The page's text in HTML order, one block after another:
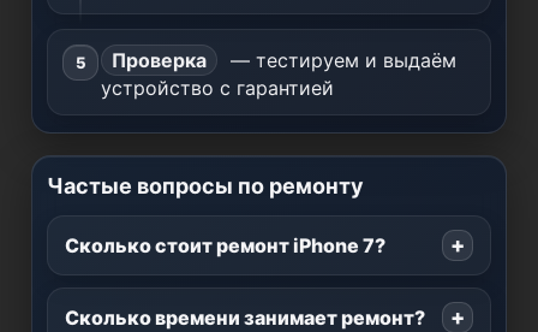
Проверка
— тестируем и выдаём
устройство с гарантией
Частые вопросы по ремонту
Сколько стоит ремонт iPhone 7?
Сколько времени занимает ремонт?